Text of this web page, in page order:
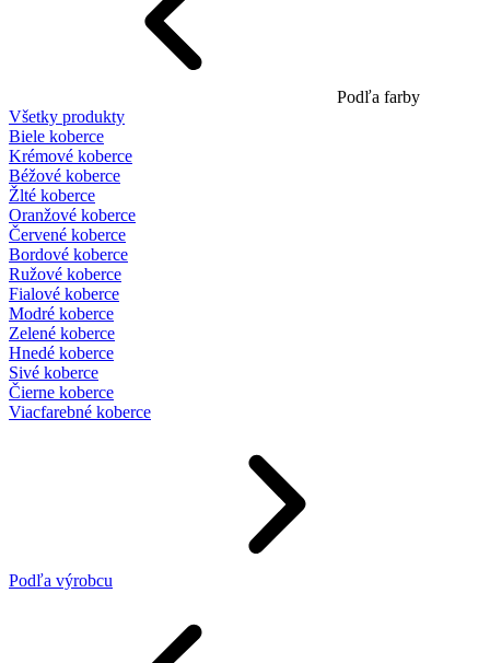
Podľa farby
Všetky produkty
Biele koberce
Krémové koberce
Béžové koberce
Žlté koberce
Oranžové koberce
Červené koberce
Bordové koberce
Ružové koberce
Fialové koberce
Modré koberce
Zelené koberce
Hnedé koberce
Sivé koberce
Čierne koberce
Viacfarebné koberce
Podľa výrobcu